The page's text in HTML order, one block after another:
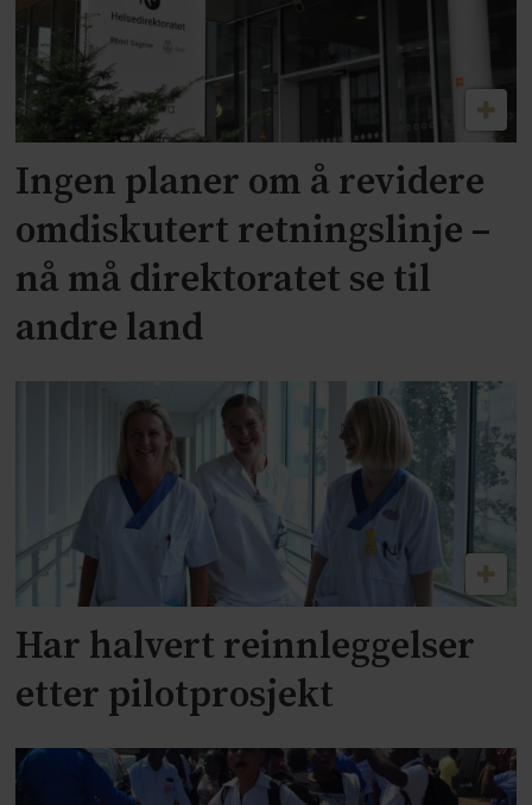
Ingen planer om å revidere
omdiskutert retningslinje –
nå må direktoratet se til
andre land
Har halvert reinnleggelser
etter pilotprosjekt